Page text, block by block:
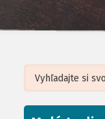
Leaflet| ©